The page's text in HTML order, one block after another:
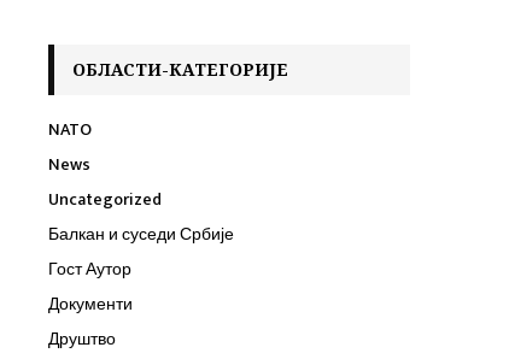
ОБЛАСТИ-КАТЕГОРИЈЕ
NATO
News
Uncategorized
Балкан и суседи Србије
Гост Аутор
Документи
Друштво